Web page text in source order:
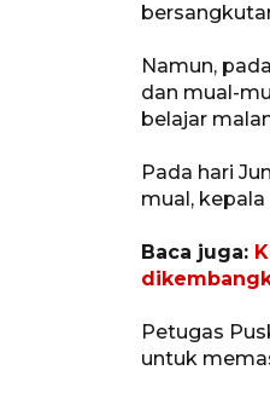
Namun,
dan mual-
belajar
Pada hari
mual,
Baca juga:
Petugas
untuk